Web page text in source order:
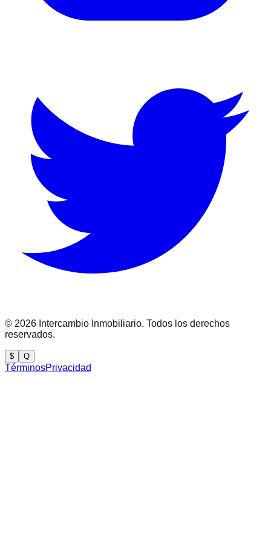
© 2026 Intercambio Inmobiliario. Todos los derechos
reservados.
$ Q
TérminosPrivacidad